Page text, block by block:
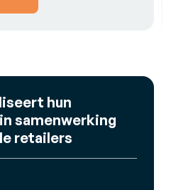
hun
samenwerking
retailers